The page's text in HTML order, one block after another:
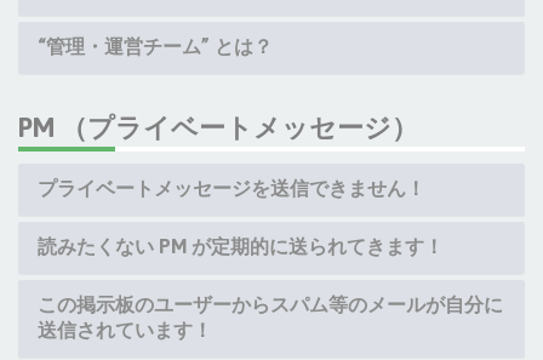
“管理・運営チーム” とは？
PM （プライベートメッセージ）
プライベートメッセージを送信できません！
読みたくない PM が定期的に送られてきます！
この掲示板のユーザーからスパム等のメールが自分に
送信されています！